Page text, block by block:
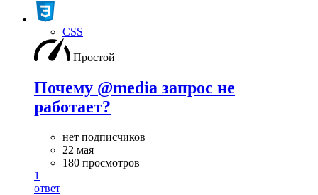
CSS
Простой
Почему @media запрос не
работает?
нет подписчиков
22 мая
180 просмотров
1
ответ